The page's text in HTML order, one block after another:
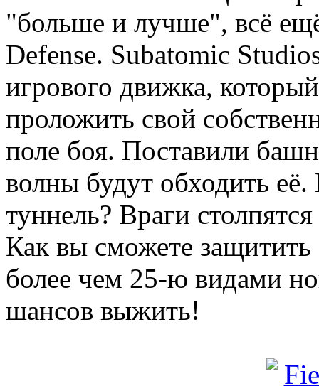
"больше и лучше", всё
Defense. Subatomic
игрового движка,
проложить свой
поле боя. Поставили
волны будут обходить
туннель? Враги
Как вы сможете защитить
более чем 25-ю видами
шансов выжить!